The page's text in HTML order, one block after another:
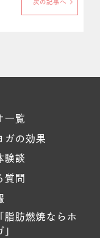
次の記事へ
一覧
ガの効果
験談
質問
脂肪燃焼ならホ